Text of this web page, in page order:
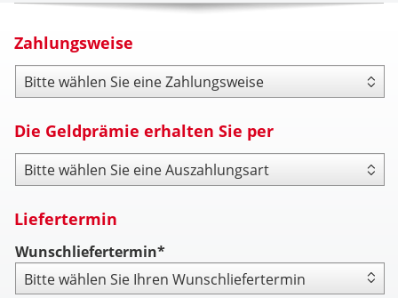
Zahlungsweise
Zahlungsweise
Die Geldprämie erhalten Sie per
Payout Type
Liefertermin
Wunschliefertermin*